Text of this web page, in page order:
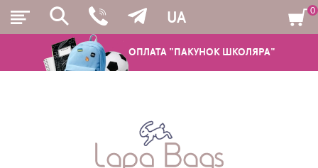
ОПЛАТА "ПАКУНОК ШКОЛЯРА"
UA
ШКІЛЬНІ РЮКЗАКИ ТА РАНЦІ
0